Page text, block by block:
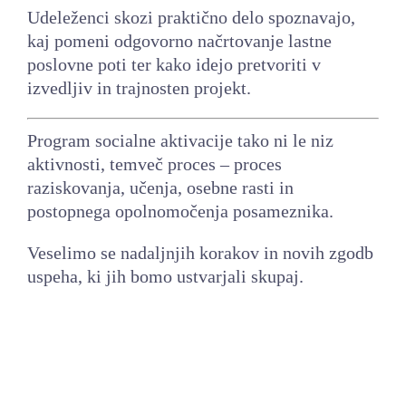
Udeleženci skozi praktično delo spoznavajo,
kaj pomeni odgovorno načrtovanje lastne
poslovne poti ter kako idejo pretvoriti v
izvedljiv in trajnosten projekt.
Program socialne aktivacije tako ni le niz
aktivnosti, temveč proces – proces
raziskovanja, učenja, osebne rasti in
postopnega opolnomočenja posameznika.
Veselimo se nadaljnjih korakov in novih zgodb
uspeha, ki jih bomo ustvarjali skupaj.